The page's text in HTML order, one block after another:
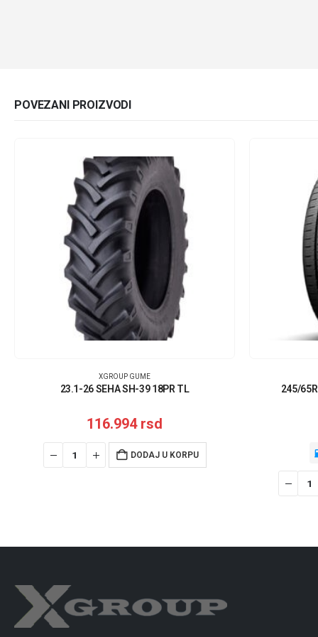
POVEZANI PROIZVODI
XGROUP GUME
23.1-26 SEHA SH-39 18PR TL
116.994 rsd
DODAJ U KORPU
245/